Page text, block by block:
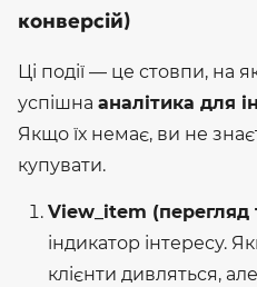
конверсій)
Ці події — це стовпи, на
успішна аналітика для
Якщо їх немає, ви не
купувати.
View_item (перегляд
індикатор інтересу.
клієнти дивляться,